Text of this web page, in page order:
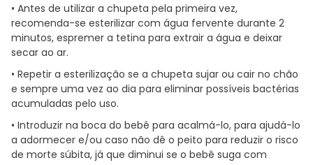
• Antes de utilizar a chupeta pela primeira vez,
recomenda-se esterilizar com água fervente durante 2
minutos, espremer a tetina para extrair a água e deixar
secar ao ar.
• Repetir a esterilização se a chupeta sujar ou cair no chão
e sempre uma vez ao dia para eliminar possíveis bactérias
acumuladas pelo uso.
• Introduzir na boca do bebê para acalmá-lo, para ajudá-lo
a adormecer e/ou caso não dê o peito para reduzir o risco
de morte súbita, já que diminui se o bebê suga com